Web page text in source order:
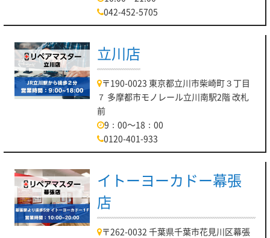
042-452-5705
立川店
〒190-0023 東京都立川市柴崎町３丁目
７ 多摩都市モノレール立川南駅2階 改札
前
9：00～18：00
0120-401-933
イトーヨーカドー幕張
店
〒262-0032 千葉県千葉市花見川区幕張